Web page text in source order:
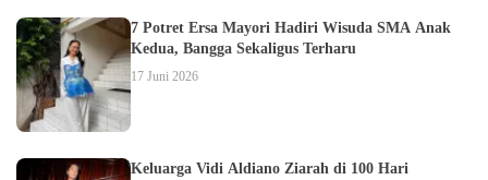
7 Potret Ersa Mayori Hadiri Wisuda SMA Anak
Kedua, Bangga Sekaligus Terharu
17 Juni 2026
Keluarga Vidi Aldiano Ziarah di 100 Hari